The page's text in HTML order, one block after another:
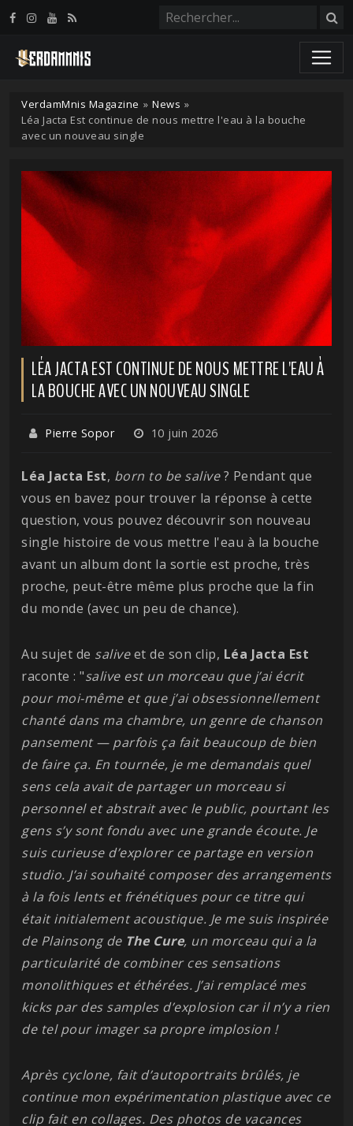
VerdamMnis Magazine » News »
Léa Jacta Est continue de nous mettre l'eau à la bouche
avec un nouveau single
LÉA JACTA EST CONTINUE DE NOUS METTRE L'EAU À
LA BOUCHE AVEC UN NOUVEAU SINGLE
Pierre Sopor 10 juin 2026
Léa Jacta Est, born to be salive? Pendant que
vous en bavez pour trouver la réponse à cette
question, vous pouvez découvrir son nouveau
single histoire de vous mettre l'eau à la bouche
avant un album dont la sortie est proche, très
proche, peut-être même plus proche que la fin
du monde (avec un peu de chance).
Au sujet de saliveet de son clip, Léa Jacta Est
raconte : "salive est un morceau que j’ai écrit
pour moi-même et que j’ai obsessionnellement
chanté dans ma chambre, un genre de chanson
pansement — parfois ça fait beaucoup de bien
de faire ça. En tournée, je me demandais quel
sens cela avait de partager un morceau si
personnel et abstrait avec le public, pourtant les
gens s’y sont fondu avec une grande écoute. Je
suis curieuse d’explorer ce partage en version
studio. J’ai souhaité composer des arrangements
à la fois lents et frénétiques pour ce titre qui
était initialement acoustique. Je me suis inspirée
de Plainsong de The Cure, un morceau qui a la
particularité de combiner ces sensations
monolithiques et éthérées. J’ai remplacé mes
kicks par des samples d’explosion car il n’y a rien
de tel pour imager sa propre implosion !
Après cyclone, fait d’autoportraits brûlés, je
continue mon expérimentation plastique avec ce
clip fait en collages. Des photos de vacances
Panneau de gestion des cookies